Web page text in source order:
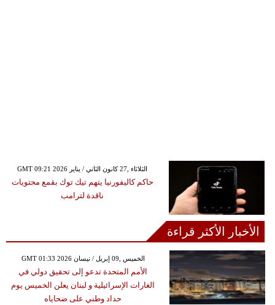
GMT 09:21 2026 الثلاثاء ,27 كانون الثاني / يناير
حاكم كاليفورنيا يتهم تيك توك بقمع محتويات
ناقدة لترامب
الأخبار الأكثر قراءة
GMT 01:33 2026 الخميس ,09 إبريل / نيسان
الأمم المتحدة تدعو إلى تحقيق دولي في
الغارات الإسرائيلية و لبنان يعلن الخميس يوم
حداد وطني على ضحاياه